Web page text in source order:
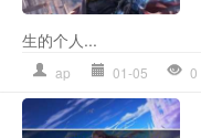
生的个人...
ap 01-05 0